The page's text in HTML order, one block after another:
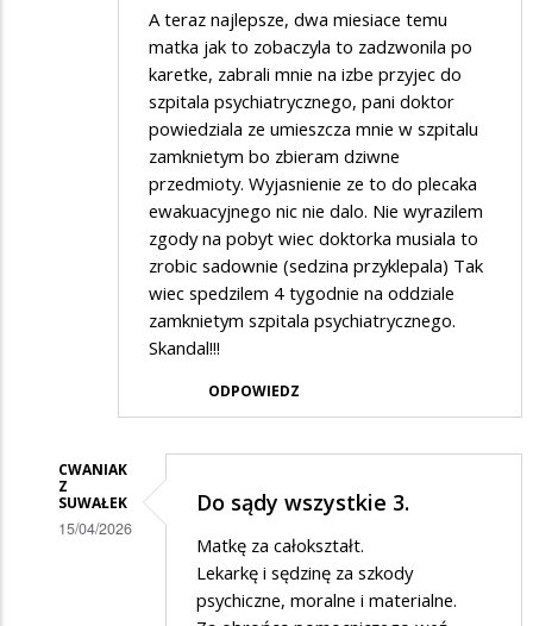
A teraz najlepsze, dwa miesiace temu
matka jak to zobaczyla to zadzwonila po
karetke, zabrali mnie na izbe przyjec do
szpitala psychiatrycznego, pani doktor
powiedziala ze umieszcza mnie w szpitalu
zamknietym bo zbieram dziwne
przedmioty. Wyjasnienie ze to do plecaka
ewakuacyjnego nic nie dalo. Nie wyrazilem
zgody na pobyt wiec doktorka musiala to
zrobic sadownie (sedzina przyklepala) Tak
wiec spedzilem 4 tygodnie na oddziale
zamknietym szpitala psychiatrycznego.
Skandal!!!
ODPOWIEDZ
CWANIAK
Z
SUWAŁEK
15/04/2026
Do sądy wszystkie 3.
Matkę za całokształt.
Lekarkę i sędzinę za szkody
psychiczne, moralne i materialne.